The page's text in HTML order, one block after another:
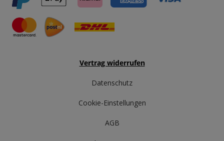
Vertrag widerrufen
Datenschutz
Cookie-Einstellungen
AGB